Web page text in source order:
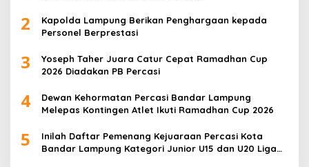
2
Kapolda Lampung Berikan Penghargaan kepada
Personel Berprestasi
3
Yoseph Taher Juara Catur Cepat Ramadhan Cup
2026 Diadakan PB Percasi
4
Dewan Kehormatan Percasi Bandar Lampung
Melepas Kontingen Atlet Ikuti Ramadhan Cup 2026
5
Inilah Daftar Pemenang Kejuaraan Percasi Kota
Bandar Lampung Kategori Junior U15 dan U20 Liga